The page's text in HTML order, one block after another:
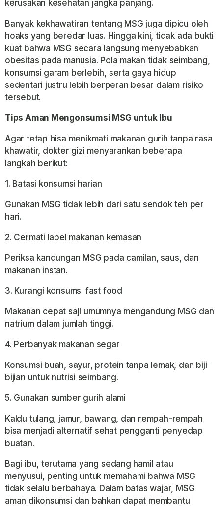
kerusakan kesehatan jangka panjang.
Banyak kekhawatiran tentang MSG juga dipicu oleh
hoaks yang beredar luas. Hingga kini, tidak ada bukti
kuat bahwa MSG secara langsung menyebabkan
obesitas pada manusia. Pola makan tidak seimbang,
konsumsi garam berlebih, serta gaya hidup
sedentari justru lebih berperan besar dalam risiko
tersebut.
Tips Aman Mengonsumsi MSG untuk Ibu
Agar tetap bisa menikmati makanan gurih tanpa rasa
khawatir, dokter gizi menyarankan beberapa
langkah berikut:
1. Batasi konsumsi harian
Gunakan MSG tidak lebih dari satu sendok teh per
hari.
2. Cermati label makanan kemasan
Periksa kandungan MSG pada camilan, saus, dan
makanan instan.
3. Kurangi konsumsi fast food
Makanan cepat saji umumnya mengandung MSG dan
natrium dalam jumlah tinggi.
4. Perbanyak makanan segar
Konsumsi buah, sayur, protein tanpa lemak, dan biji-
bijian untuk nutrisi seimbang.
5. Gunakan sumber gurih alami
Kaldu tulang, jamur, bawang, dan rempah-rempah
bisa menjadi alternatif sehat pengganti penyedap
buatan.
Bagi ibu, terutama yang sedang hamil atau
menyusui, penting untuk memahami bahwa MSG
tidak selalu berbahaya. Dalam batas wajar, MSG
aman dikonsumsi dan bahkan dapat membantu